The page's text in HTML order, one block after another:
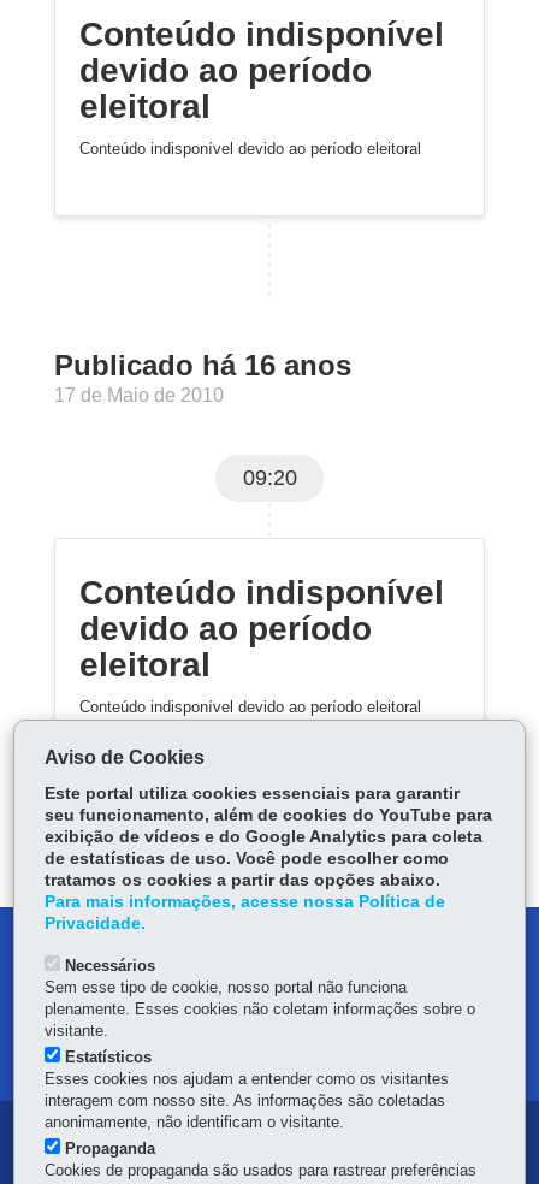
Conteúdo indisponível
devido ao período
eleitoral
Conteúdo indisponível devido ao período eleitoral
Publicado há 16 anos
17 de Maio de 2010
09:20
Conteúdo indisponível
devido ao período
eleitoral
Conteúdo indisponível devido ao período eleitoral
MAPA DO SITE
OUVIDORIA
Navegação
Aviso de Cookies
Este portal utiliza cookies essenciais para garantir
seu funcionamento, além de cookies do YouTube para
exibição de vídeos e do Google Analytics para coleta
de estatísticas de uso. Você pode escolher como
tratamos os cookies a partir das opções abaixo.
Para mais informações, acesse nossa Política de
Privacidade.
Necessários
Sem esse tipo de cookie, nosso portal não funciona
plenamente. Esses cookies não coletam informações sobre o
visitante.
Estatísticos
Esses cookies nos ajudam a entender como os visitantes
interagem com nosso site. As informações são coletadas
anonimamente, não identificam o visitante.
Propaganda
Cookies de propaganda são usados para rastrear preferências